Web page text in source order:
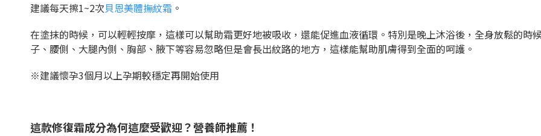
建議每天擦1~2次貝恩美體撫紋霜 。
在塗抹的時候，可以輕輕按摩，這樣可以幫助霜更好地被吸收，還能促進血液循環。特別是晚上沐浴後，全身放鬆的時
子、腰側、大腿內側、胸部、腋下等容易忽略但是會長出紋路的地方，這樣能幫助肌膚得到全面的呵護。
※建議懷孕3個月以上孕期較穩定再開始使用
這款修復霜成分為何這麼受歡迎？營養師推薦！